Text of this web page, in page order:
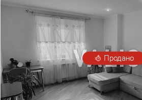
балкон. Две комнаты 16м2 и 18м2 -
необходимой мебелью. Вся мебель
раздельный с большой угловой ванной.
стиральная машина. Просторная прихожая с входной
бронированной дверью. В квартире
хранения. Но главное преимущество
Голосеевский лес и частный сектор,
высотками. Во дворе дома парковка,
компактно и удобно. Есть ОСББ.
доме расположен продуктовый
Продано